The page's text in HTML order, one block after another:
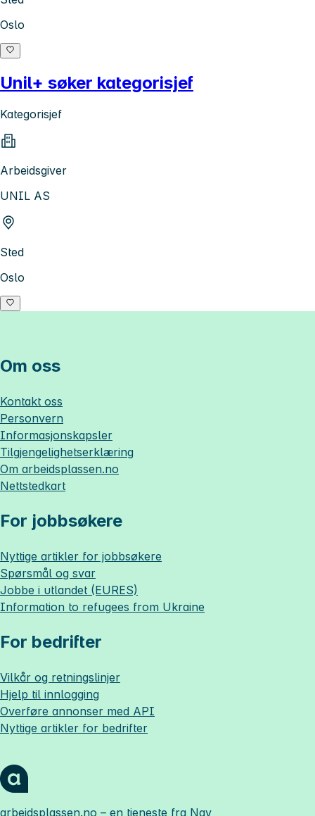
Oslo
Unil+ søker kategorisjef
Kategorisjef
Arbeidsgiver
UNIL AS
Sted
Oslo
Om oss
Kontakt oss
Personvern
Informasjonskapsler
Tilgjengelighetserklæring
Om arbeidsplassen.no
Nettstedkart
For jobbsøkere
Nyttige artikler for jobbsøkere
Spørsmål og svar
Jobbe i utlandet (EURES)
Information to refugees from Ukraine
For bedrifter
Vilkår og retningslinjer
Hjelp til innlogging
Overføre annonser med API
Nyttige artikler for bedrifter
arbeidsplassen.no – en tjeneste fra Nav